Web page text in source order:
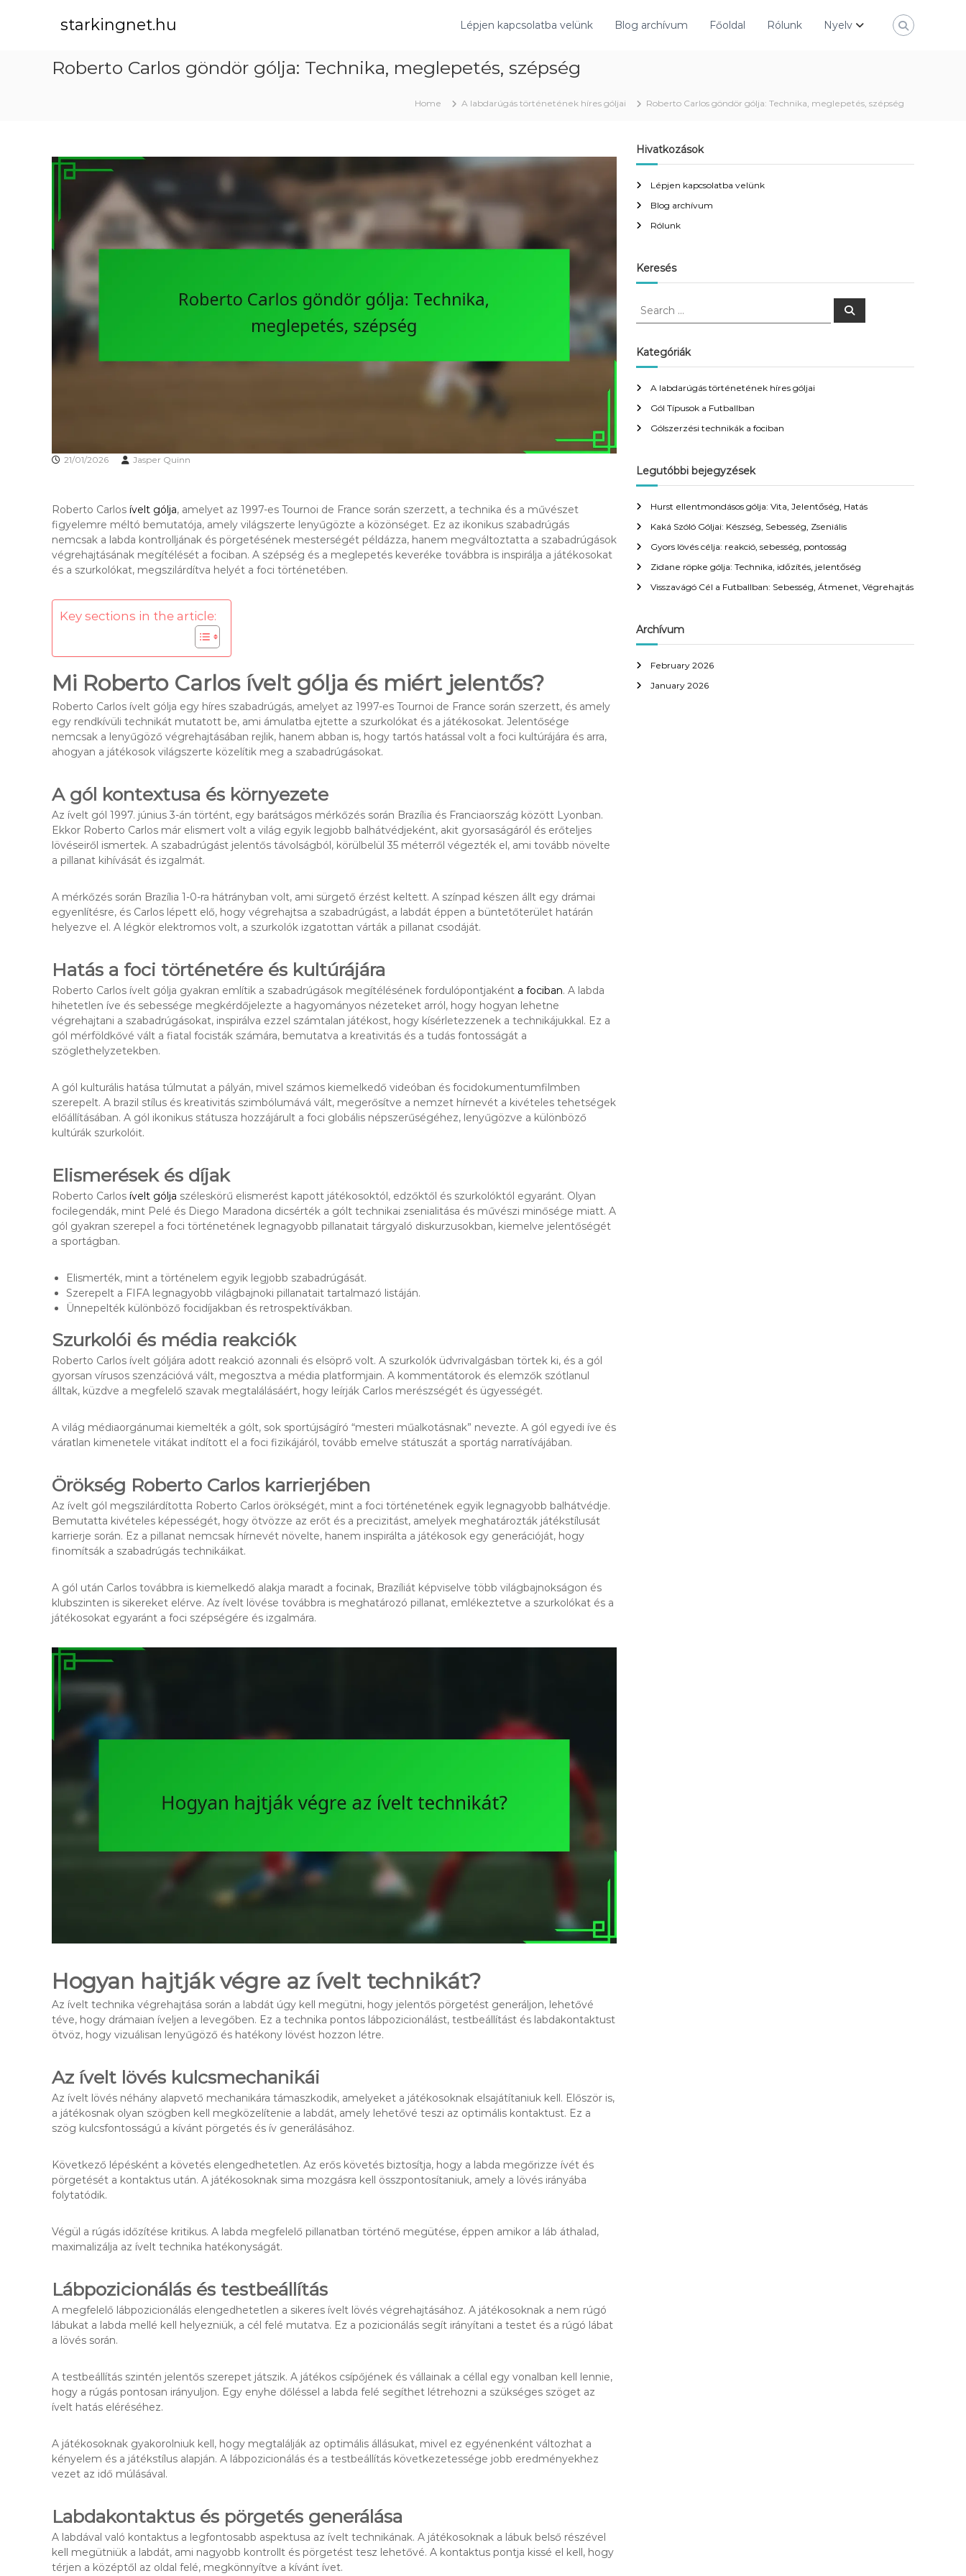
starkingnet.hu Lépjen kapcsolatba velünk Blog archívum Főoldal Rólunk Nyelv
Roberto Carlos göndör gólja: Technika, meglepetés, szépség
Home A labdarúgás történetének híres góljai Roberto Carlos göndör gólja: Technika, meglepetés, szépség
21/01/2026 Jasper Quinn
Roberto Carlos ívelt gólja, amelyet az 1997-es Tournoi de France során szerzett, a technika és a művészet
figyelemre méltó bemutatója, amely világszerte lenyűgözte a közönséget. Ez az ikonikus szabadrúgás
nemcsak a labda kontrolljának és pörgetésének mesterségét példázza, hanem megváltoztatta a szabadrúgások
végrehajtásának megítélését a fociban. A szépség és a meglepetés keveréke továbbra is inspirálja a játékosokat
és a szurkolókat, megszilárdítva helyét a foci történetében.
Key sections in the article:
Mi Roberto Carlos ívelt gólja és miért jelentős?
Roberto Carlos ívelt gólja egy híres szabadrúgás, amelyet az 1997-es Tournoi de France során szerzett, és amely
egy rendkívüli technikát mutatott be, ami ámulatba ejtette a szurkolókat és a játékosokat. Jelentősége
nemcsak a lenyűgöző végrehajtásában rejlik, hanem abban is, hogy tartós hatással volt a foci kultúrájára és arra,
ahogyan a játékosok világszerte közelítik meg a szabadrúgásokat.
A gól kontextusa és környezete
Az ívelt gól 1997. június 3-án történt, egy barátságos mérkőzés során Brazília és Franciaország között Lyonban.
Ekkor Roberto Carlos már elismert volt a világ egyik legjobb balhátvédjeként, akit gyorsaságáról és erőteljes
lövéseiről ismertek. A szabadrúgást jelentős távolságból, körülbelül 35 méterről végezték el, ami tovább növelte
a pillanat kihívását és izgalmát.
A mérkőzés során Brazília 1-0-ra hátrányban volt, ami sürgető érzést keltett. A színpad készen állt egy drámai
egyenlítésre, és Carlos lépett elő, hogy végrehajtsa a szabadrúgást, a labdát éppen a büntetőterület határán
helyezve el. A légkör elektromos volt, a szurkolók izgatottan várták a pillanat csodáját.
Hatás a foci történetére és kultúrájára
Roberto Carlos ívelt gólja gyakran említik a szabadrúgások megítélésének fordulópontjaként a fociban. A labda
hihetetlen íve és sebessége megkérdőjelezte a hagyományos nézeteket arról, hogy hogyan lehetne
végrehajtani a szabadrúgásokat, inspirálva ezzel számtalan játékost, hogy kísérletezzenek a technikájukkal. Ez a
gól mérföldkővé vált a fiatal focisták számára, bemutatva a kreativitás és a tudás fontosságát a
szöglethelyzetekben.
A gól kulturális hatása túlmutat a pályán, mivel számos kiemelkedő videóban és focidokumentumfilmben
szerepelt. A brazil stílus és kreativitás szimbólumává vált, megerősítve a nemzet hírnevét a kivételes tehetségek
előállításában. A gól ikonikus státusza hozzájárult a foci globális népszerűségéhez, lenyűgözve a különböző
kultúrák szurkolóit.
Elismerések és díjak
Roberto Carlos ívelt gólja széleskörű elismerést kapott játékosoktól, edzőktől és szurkolóktól egyaránt. Olyan
focilegendák, mint Pelé és Diego Maradona dicsérték a gólt technikai zsenialitása és művészi minősége miatt. A
gól gyakran szerepel a foci történetének legnagyobb pillanatait tárgyaló diskurzusokban, kiemelve jelentőségét
a sportágban.
Elismerték, mint a történelem egyik legjobb szabadrúgását.
Szerepelt a FIFA legnagyobb világbajnoki pillanatait tartalmazó listáján.
Ünnepelték különböző focidíjakban és retrospektívákban.
Szurkolói és média reakciók
Roberto Carlos ívelt góljára adott reakció azonnali és elsöprő volt. A szurkolók üdvrivalgásban törtek ki, és a gól
gyorsan vírusos szenzációvá vált, megosztva a média platformjain. A kommentátorok és elemzők szótlanul
álltak, küzdve a megfelelő szavak megtalálásáért, hogy leírják Carlos merészségét és ügyességét.
A világ médiaorgánumai kiemelték a gólt, sok sportújságíró “mesteri műalkotásnak” nevezte. A gól egyedi íve és
váratlan kimenetele vitákat indított el a foci fizikájáról, tovább emelve státuszát a sportág narratívájában.
Örökség Roberto Carlos karrierjében
Az ívelt gól megszilárdította Roberto Carlos örökségét, mint a foci történetének egyik legnagyobb balhátvédje.
Bemutatta kivételes képességét, hogy ötvözze az erőt és a precizitást, amelyek meghatározták játékstílusát
karrierje során. Ez a pillanat nemcsak hírnevét növelte, hanem inspirálta a játékosok egy generációját, hogy
finomítsák a szabadrúgás technikáikat.
A gól után Carlos továbbra is kiemelkedő alakja maradt a focinak, Brazíliát képviselve több világbajnokságon és
klubszinten is sikereket elérve. Az ívelt lövése továbbra is meghatározó pillanat, emlékeztetve a szurkolókat és a
játékosokat egyaránt a foci szépségére és izgalmára.
Hogyan hajtják végre az ívelt technikát?
Az ívelt technika végrehajtása során a labdát úgy kell megütni, hogy jelentős pörgetést generáljon, lehetővé
téve, hogy drámaian íveljen a levegőben. Ez a technika pontos lábpozicionálást, testbeállítást és labdakontaktust
ötvöz, hogy vizuálisan lenyűgöző és hatékony lövést hozzon létre.
Az ívelt lövés kulcsmechanikái
Az ívelt lövés néhány alapvető mechanikára támaszkodik, amelyeket a játékosoknak elsajátítaniuk kell. Először is,
a játékosnak olyan szögben kell megközelítenie a labdát, amely lehetővé teszi az optimális kontaktust. Ez a
szög kulcsfontosságú a kívánt pörgetés és ív generálásához.
Következő lépésként a követés elengedhetetlen. Az erős követés biztosítja, hogy a labda megőrizze ívét és
pörgetését a kontaktus után. A játékosoknak sima mozgásra kell összpontosítaniuk, amely a lövés irányába
folytatódik.
Végül a rúgás időzítése kritikus. A labda megfelelő pillanatban történő megütése, éppen amikor a láb áthalad,
maximalizálja az ívelt technika hatékonyságát.
Lábpozicionálás és testbeállítás
A megfelelő lábpozicionálás elengedhetetlen a sikeres ívelt lövés végrehajtásához. A játékosoknak a nem rúgó
lábukat a labda mellé kell helyezniük, a cél felé mutatva. Ez a pozicionálás segít irányítani a testet és a rúgó lábat
a lövés során.
A testbeállítás szintén jelentős szerepet játszik. A játékos csípőjének és vállainak a céllal egy vonalban kell lennie,
hogy a rúgás pontosan irányuljon. Egy enyhe dőléssel a labda felé segíthet létrehozni a szükséges szöget az
ívelt hatás eléréséhez.
A játékosoknak gyakorolniuk kell, hogy megtalálják az optimális állásukat, mivel ez egyénenként változhat a
kényelem és a játékstílus alapján. A lábpozicionálás és a testbeállítás következetessége jobb eredményekhez
vezet az idő múlásával.
Labdakontaktus és pörgetés generálása
A labdával való kontaktus a legfontosabb aspektusa az ívelt technikának. A játékosoknak a lábuk belső részével
kell megütniük a labdát, ami nagyobb kontrollt és pörgetést tesz lehetővé. A kontaktus pontja kissé el kell, hogy
térjen a középtől az oldal felé, megkönnyítve a kívánt ívet.
Hivatkozások
Lépjen kapcsolatba velünk
Blog archívum
Rólunk
Keresés
S
r
c
f
o
r
S
Kategóriák
A labdarúgás történetének híres góljai
Gól Típusok a Futballban
Gólszerzési technikák a fociban
Legutóbbi bejegyzések
Hurst ellentmondásos gólja: Vita, Jelentőség, Hatás
Kaká Szóló Góljai: Készség, Sebesség, Zseniális
Gyors lövés célja: reakció, sebesség, pontosság
Zidane röpke gólja: Technika, időzítés, jelentőség
Visszavágó Cél a Futballban: Sebesség, Átmenet, Végrehajtás
Archívum
February 2026
January 2026